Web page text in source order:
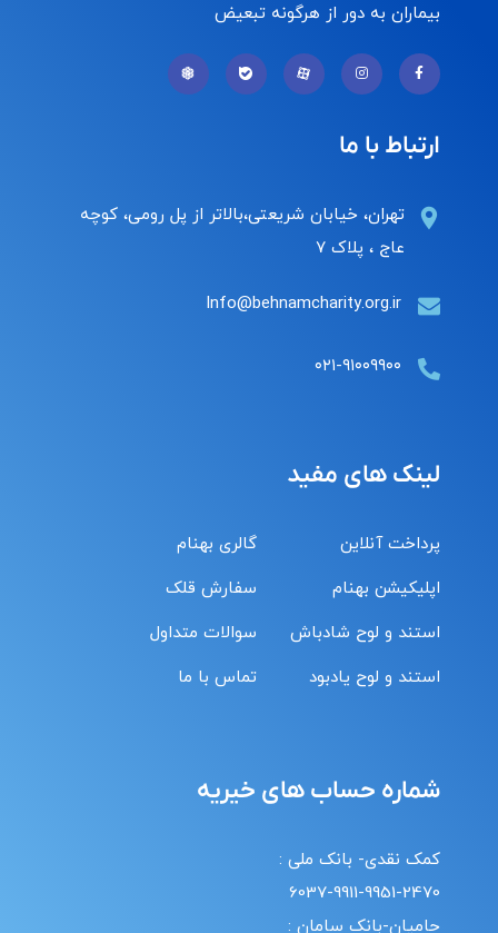
بیماران به دور از هرگونه تبعیض
ارتباط با ما
تهران، خیابان شریعتی،بالاتر از پل رومی، کوچه
عاج ، پلاک ۷
Info@behnamcharity.org.ir
۰۲۱-۹۱۰۰۹۹۰۰
لینک های مفید
پرداخت آنلاین
اپلیکیشن بهنام
استند و لوح شادباش
استند و لوح یادبود
گالری بهنام
سفارش قلک
سوالات متداول
تماس با ما
شماره حساب های خیریه
کمک نقدی- بانک ملی :
6037-9911-9951-2470
حامیان-بانک سامان :